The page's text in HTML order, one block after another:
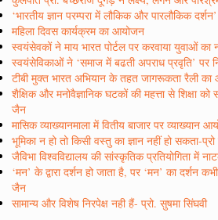
‘भारतीय ज्ञान परम्परा में लौकिक और पारलौकिक
महिला दिवस कार्यक्रम का आयोजन
स्वयंसेवकों ने माय भारत पोर्टल पर करवाया युवाओं का
स्वयंसेविकाओं ने ‘समाज में बढती अपराध प्रवृति’
टीबी मुक्त भारत अभियान के तहत जागरूकता रैली
शैक्षिक और मनोवैज्ञानिक घटकों की महत्ता से शिक्षा
जैन
मासिक व्याख्यानमाला में वितीय बाजार पर व्याख्यान
भूमिका न हो तो किसी वस्तु का ज्ञान नहीं हो सकता-
जैविभा विश्वविद्यालय की सांस्कृतिक प्रतियोगिता में
‘मन’ के द्वारा दर्शन हो जाता है, पर ‘मन’ का दर्शन
जैन
सामान्य और विशेष निरपेक्ष नही हैं- प्रो. सुषमा सिंघवी